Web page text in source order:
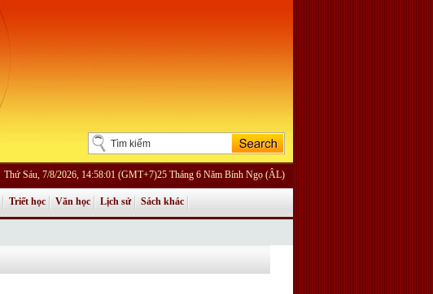
Thứ Sáu, 7/8/2026, 14:58:01 (GMT+7)25 Tháng 6 Năm Bính Ngọ (ÂL)
Triết học Văn học Lịch sử Sách khác